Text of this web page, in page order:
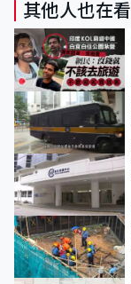
其他人也在看